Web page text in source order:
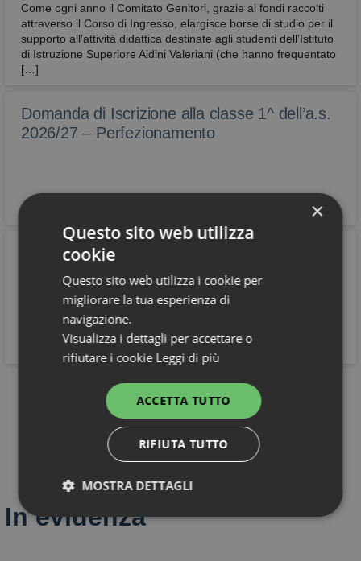
Come ogni anno il Comitato Genitori, grazie ai fondi raccolti
attraverso il Corso di Ingresso, elargisce borse di studio per il
supporto all’attività didattica destinate agli studenti dell’Istituto
di Istruzione Superiore Aldini Valeriani (che hanno frequentato
[…]
Domanda di Iscrizione alla classe 1^ dell’a.s.
2026/27 – Perfezionamento
Pubblicazione calendario dei corsi di recupero
estivi – A.S. 2025/2026
Si informano le famiglie e gli studenti interessati che nel
registro elettronico sono disponibili i calendari relativi ai corsi di
recupero estivi.
Vedi tutti
In evidenza
×
Questo sito web utilizza
cookie
Questo sito web utilizza i cookie per
migliorare la tua esperienza di
navigazione.
Visualizza i dettagli per accettare o
rifiutare i cookie Leggi di più
ACCETTA TUTTO
RIFIUTA TUTTO
MOSTRA DETTAGLI
Tecnici Performance Profilazione